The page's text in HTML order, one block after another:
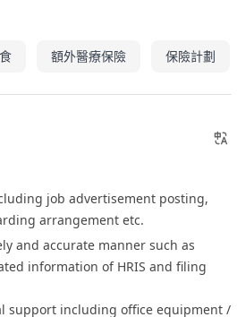
額外醫療保險 保險計劃
job advertisement posting,
arrangement etc.
and accurate manner such as
information of HRIS and filing
support including office equipment /